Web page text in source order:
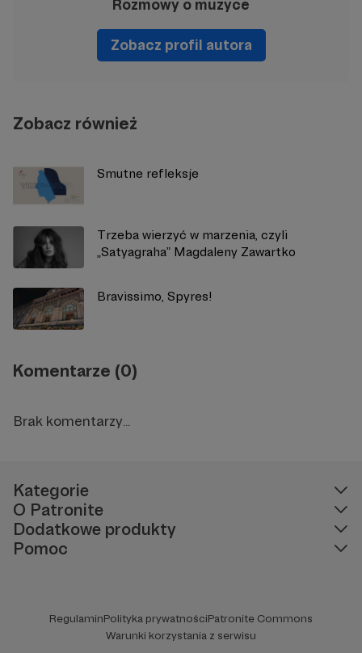
Rozmowy o muzyce
Zobacz profil autora
Zobacz również
Smutne refleksje
Trzeba wierzyć w marzenia, czyli
„Satyagraha” Magdaleny Zawartko
Bravissimo, Spyres!
Komentarze (0)
Brak komentarzy...
Kategorie
O Patronite
Dodatkowe produkty
Pomoc
RegulaminPolityka prywatnościPatronite Commons
Warunki korzystania z serwisu